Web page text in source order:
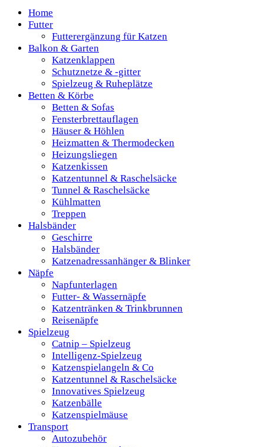
Home
Futter
Futterergänzung für Katzen
Balkon & Garten
Katzenklappen
Schutznetze & -gitter
Spielzeug & Ruheplätze
Betten & Körbe
Betten & Sofas
Fensterbrettauflagen
Häuser & Höhlen
Heizmatten & Thermodecken
Heizungsliegen
Katzenkissen
Katzentunnel & Raschelsäcke
Tunnel & Raschelsäcke
Kühlmatten
Treppen
Halsbänder
Geschirre
Halsbänder
Katzenadressanhänger & Blinker
Näpfe
Napfunterlagen
Futter- & Wassernäpfe
Katzentränken & Trinkbrunnen
Reisenäpfe
Spielzeug
Catnip – Spielzeug
Intelligenz-Spielzeug
Katzenspielangeln & Co
Katzentunnel & Raschelsäcke
Innovatives Spielzeug
Katzenbälle
Katzenspielmäuse
Transport
Autozubehör